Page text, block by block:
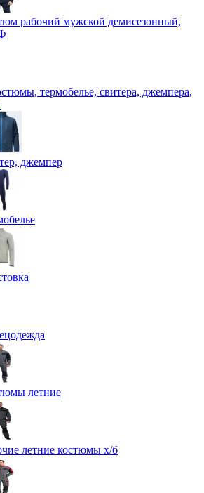
рабочий мужской демисезонный,
термобелье, свитера, джемпера,
джемпер
летние
летние костюмы х/б